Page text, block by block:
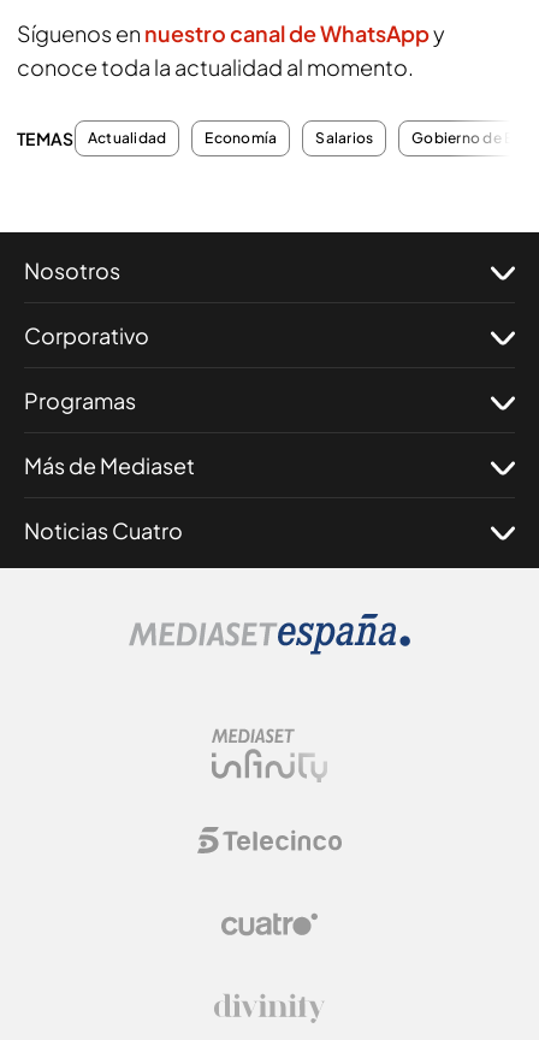
Síguenos en nuestro canal de WhatsAppy
conoce toda la actualidad al momento.
TEMAS Actualidad Economía Salarios Gobierno de
Nosotros
Corporativo
Programas
Más de Mediaset
Noticias Cuatro